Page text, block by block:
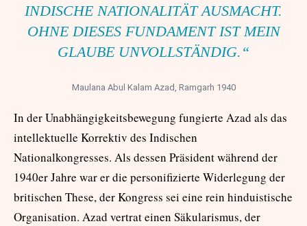
INDISCHE NATIONALITÄT AUSMACHT.
OHNE DIESES FUNDAMENT IST MEIN
GLAUBE UNVOLLSTÄNDIG.“
Maulana Abul Kalam Azad, Ramgarh 1940
In der Unabhängigkeitsbewegung fungierte Azad als das
intellektuelle Korrektiv des Indischen
Nationalkongresses. Als dessen Präsident während der
1940er Jahre war er die personifizierte Widerlegung der
britischen These, der Kongress sei eine rein hinduistische
Organisation. Azad vertrat einen Säkularismus, der